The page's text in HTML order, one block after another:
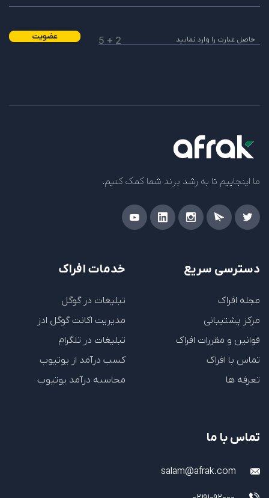
2 + 5 عضویت
ما اینجاییم تا به رشد برند شما کمک کنیم.
دسترسی سریع
مجله افراک
مرکز پشتیبانی
قوانین و مقررات افراک
تماس با افراک
تعرفه ها
خدمات افراک
تبلیغات در گوگل
مدیریت اکانت گوگل ادز
تبلیغات در تلگرام
کسب درآمد از یوتیوب
محاسبه درآمد یوتیوب
تماس با ما
salam@afrak.com